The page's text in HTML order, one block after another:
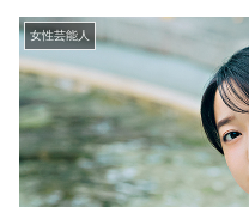
女性芸能人